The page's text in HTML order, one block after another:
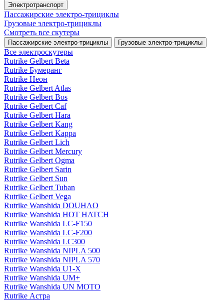
Электротранспорт
Пассажирские электро‑трициклы
Грузовые электро‑трициклы
Смотреть все скутеры
Пассажирские электро‑трициклы Грузовые электро‑трициклы
Все электро­скутеры
Rutrike Gelbert Beta
Rutrike Бумеранг
Rutrike Неон
Rutrike Gelbert Atlas
Rutrike Gelbert Bos
Rutrike Gelbert Caf
Rutrike Gelbert Hara
Rutrike Gelbert Kang
Rutrike Gelbert Kappa
Rutrike Gelbert Lich
Rutrike Gelbert Mercury
Rutrike Gelbert Ogma
Rutrike Gelbert Sarin
Rutrike Gelbert Sun
Rutrike Gelbert Tuban
Rutrike Gelbert Vega
Rutrike Wanshida DOUHAO
Rutrike Wanshida HOT HATCH
Rutrike Wanshida LC-F150
Rutrike Wanshida LC-F200
Rutrike Wanshida LC300
Rutrike Wanshida NIPLA 500
Rutrike Wanshida NIPLA 570
Rutrike Wanshida U1-X
Rutrike Wanshida UM+
Rutrike Wanshida UN MOTO
Rutrike Астра